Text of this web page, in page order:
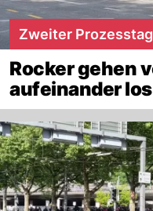
Zweiter Prozesstag
Rocker gehen
aufeinander los